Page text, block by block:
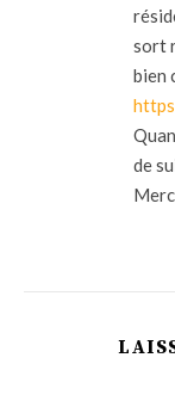
sort
bien
de